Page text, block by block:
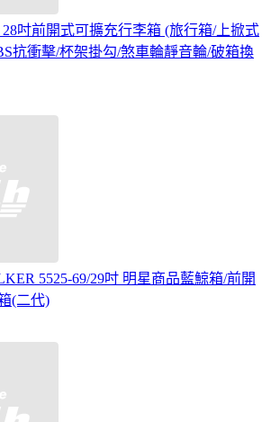
吋前開式可擴充行李箱 (旅行箱/上掀式
抗衝擊/杯架掛勾/煞車輪靜音輪/破箱換
5525-69/29吋 明星商品藍鯨箱/前開
(二代)